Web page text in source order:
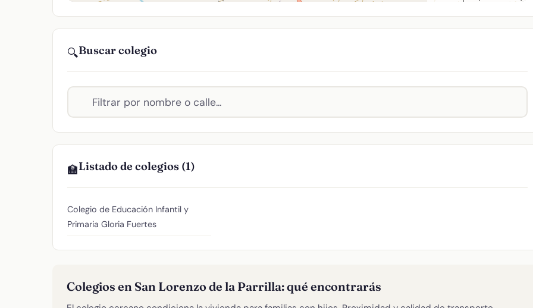
🔍Buscar colegio
🏫Listado de colegios (1)
Colegio de Educación Infantil y
Primaria Gloria Fuertes
Colegios en San Lorenzo de la Parrilla: qué encontrarás